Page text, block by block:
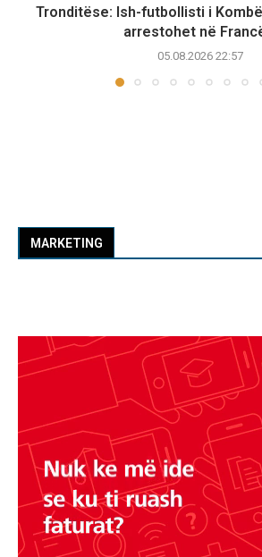
Tronditëse: Ish-futbollisti i
arrestohet në
05.08.2026 22:57
MARKETING